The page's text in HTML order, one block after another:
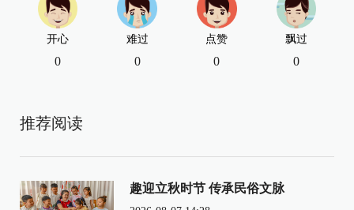
开心
0
难过
0
点赞
0
飘过
0
推荐阅读
趣迎立秋时节 传承民俗文脉